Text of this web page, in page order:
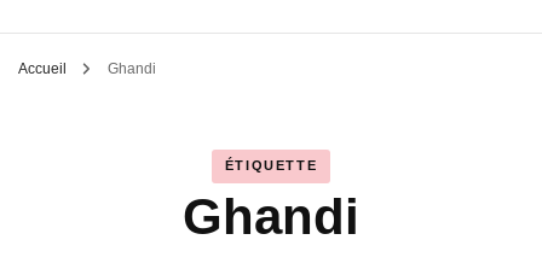
Accueil Ghandi
ÉTIQUETTE
Ghandi